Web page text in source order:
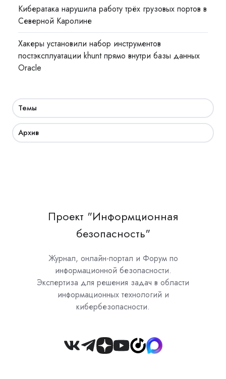
Кибератака нарушила работу трёх грузовых портов в
Северной Каролине
Хакеры установили набор инструментов
постэксплуатации khunt прямо внутри базы данных
Oracle
Темы
Архив
Проект "Информционная
безопасность"
Журнал, онлайн-портал и Форум по
информационной безопасности.
Экспертиза для решения задач в области
информационных технологий и
кибербезопасности.
Join